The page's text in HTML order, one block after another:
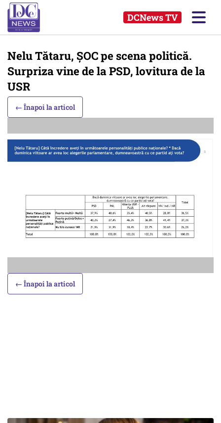
DCNews TV
Nelu Tătaru, ȘOC pe scena politică.
Surpriza vine de la PSD, lovitura de la
USR
← Înapoi la articol
← Înapoi la articol